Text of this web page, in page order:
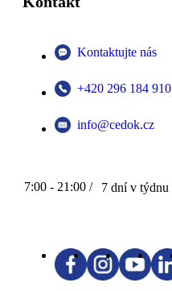
Kontaktujte nás
+420 296 184 910
info@cedok.cz
7:00 - 21:00 / 7 dní v týdnu